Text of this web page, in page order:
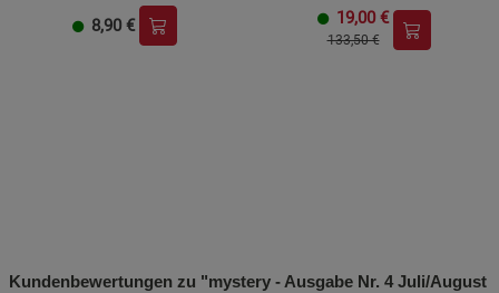
8,90 € 19,00 €
133,50 €
Kundenbewertungen zu "mystery - Ausgabe Nr. 4 Juli/August